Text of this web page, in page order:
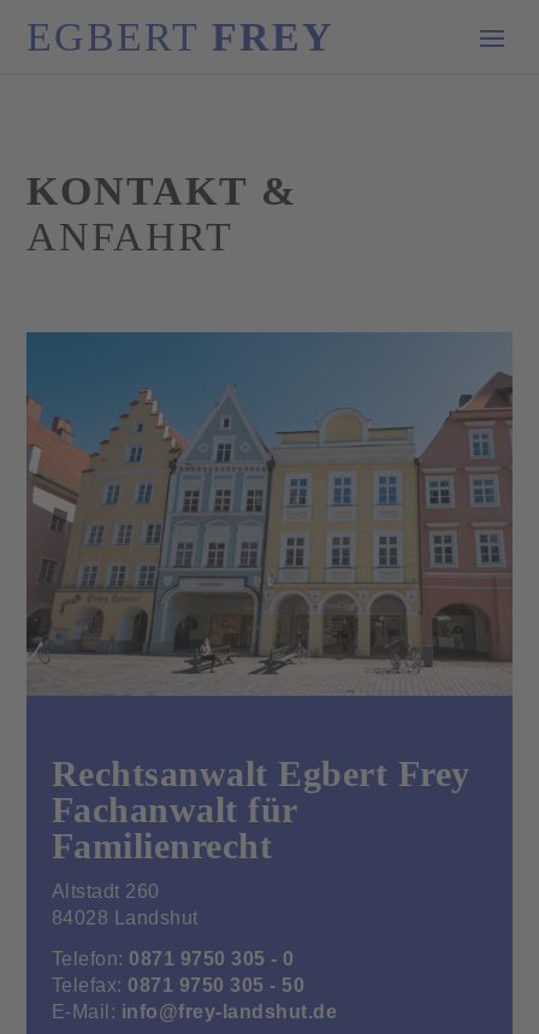
EGBERTFREY
KONTAKT &
ANFAHRT
Rechtsanwalt Egbert Frey
Fachanwalt für
Familienrecht
Altstadt 260
84028 Landshut
Telefon: 0871 9750 305 - 0
Telefax: 0871 9750 305 - 50
E-Mail: info@frey-landshut.de